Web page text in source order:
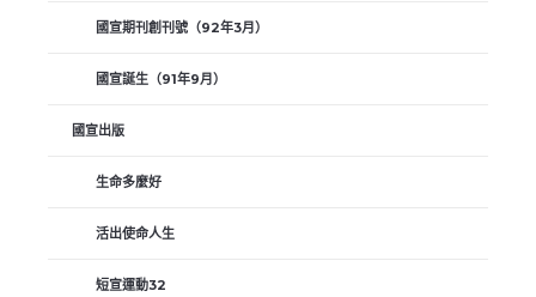
國宣期刊創刊號（92年3月）
國宣誕生（91年9月）
國宣出版
生命多麼好
活出使命人生
短宣運動32